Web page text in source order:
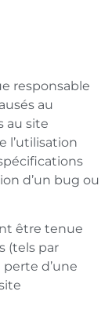
responsable
au
au site
l’utilisation
d’un bug ou
être tenue
(tels par
d’une